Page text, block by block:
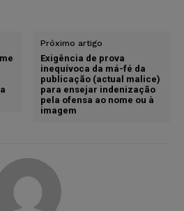
Próximo artigo
Exigência de prova
inequívoca da má-fé da
publicação (actual malice)
para ensejar indenização
pela ofensa ao nome ou à
imagem